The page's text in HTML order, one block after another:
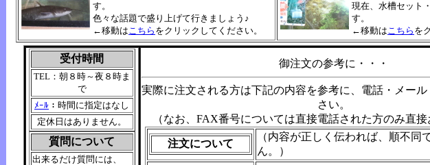
す。
色々な話題で盛り上げて行きましょう♪
←移動はこちら をクリックしてください。
現在、水槽セット
す。
←移動はこちら を
受付時間
TEL：朝８時～夜８時ま
で
ﾒｰﾙ ：時間に指定はなし
定休日はありません。
質問について
出来るだけ質問には、
御注文の参考に・・・
実際に注文される方は下記の内容を参考に、電話・メー
さい。
（なお、FAX番号については直接電話された方のみ直
注文について
（内容が正しく伝われば、順不同
ん。）